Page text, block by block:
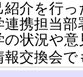
介を行っ
連携担当
の状況や
交換会で